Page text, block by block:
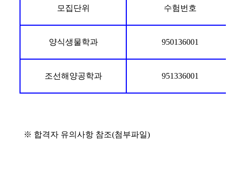
모집단위 수험번호
양식생물학과 950136001
조선해양공학과 951336001
※ 합격자 유의사항 참조(첨부파일)